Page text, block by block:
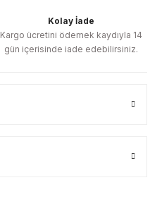
Kolay İade
Kargo ücretini ödemek kaydıyla 14
gün içerisinde iade edebilirsiniz.